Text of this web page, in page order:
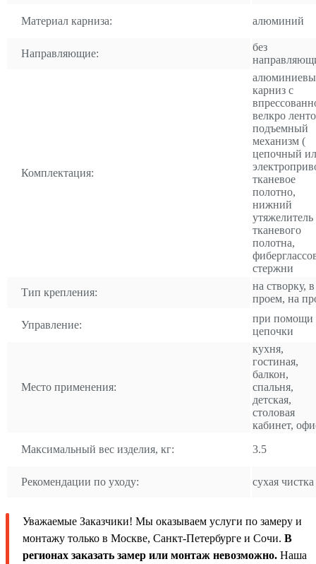
Материал карниза: алюминий
Направляющие:
без
Комплектация:
карниз с
велкро
подъемный
механизм (
цепочный
тканевое
полотно,
нижний
утяжелитель
тканевого
полотна,
стержни
Тип крепления:
на створку, в
проем, на
Управление:
при помощи
цепочки
Место применения:
кухня,
гостиная,
балкон,
спальня,
детская,
столовая
кабинет,
Максимальный вес изделия, кг:
3.5
Рекомендации по уходу: сухая чистка
Уважаемые Заказчики! Мы оказываем услуги по замеру и
монтажу только в Москве, Санкт-Петербурге и Сочи. В
регионах заказать замер или монтаж невозможно. Наша